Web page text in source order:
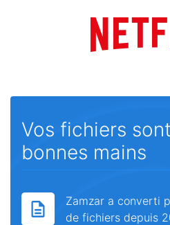
Vos fichiers
bonnes mains
Zamzar a converti
de fichiers depuis